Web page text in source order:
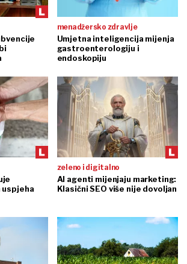
menadžersko zdravlje
Umjetna inteligencija mijenja
gastroenterologiju i
endoskopiju
uspjeha
zeleno i digitalno
AI agenti mijenjaju marketing:
Klasični SEO više nije dovoljan